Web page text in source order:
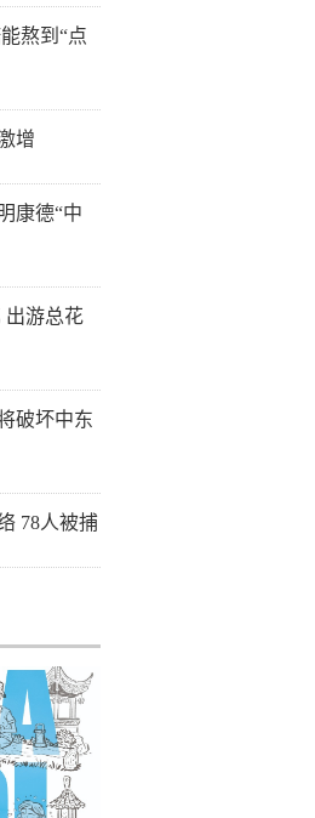
熬到“点
增
康德“中
出游总花
破坏中东
78人被捕